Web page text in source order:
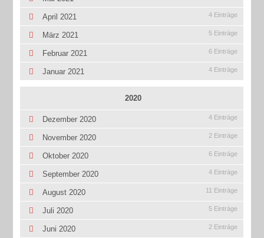
April 2021 4 Einträge
März 2021 5 Einträge
Februar 2021 6 Einträge
Januar 2021 4 Einträge
2020
Dezember 2020 4 Einträge
November 2020 2 Einträge
Oktober 2020 6 Einträge
September 2020 4 Einträge
August 2020 11 Einträge
Juli 2020 5 Einträge
Juni 2020 2 Einträge